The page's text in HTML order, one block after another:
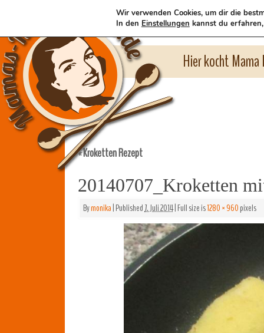
Hier kocht
«Kroketten Rezept
20140707_Kroketten
Bymonika|Published7. Juli 2014|Full size is1280 × 960pixels
Wir verwenden Cookies, um dir die
In den Einstellungen kannst du